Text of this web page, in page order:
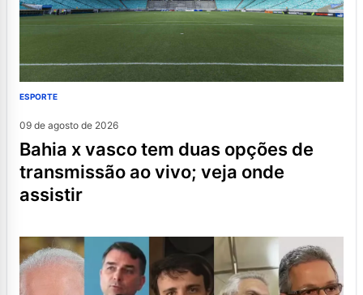
ESPORTE
09 de agosto de 2026
bahia x vasco tem duas opções de
transmissão ao vivo; veja onde
assistir